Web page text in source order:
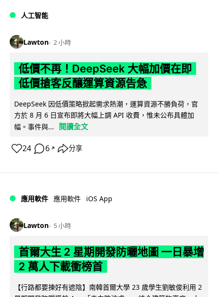
人工智能
Lawton 2 小時
低價不再！DeepSeek 大幅加價在即
低價搶客反釀運算資源告急
DeepSeek 因低價策略掀起需求熱潮，運算資源不勝負荷，官
方於 8 月 6 日宣布即將大幅上調 API 收費，惟未公布具體加
幅。事件與...
閱讀全文
24 6 ↗ 分享
應用軟件 應用軟件 iOS App
Lawton 5 小時
首爾大生 2 星期開發防曬地圖 一日暴增
2 萬人下載衝榜首
【行路都要揀好有遮陰】南韓首爾大學 23 歲學生劉敏俊利用 2